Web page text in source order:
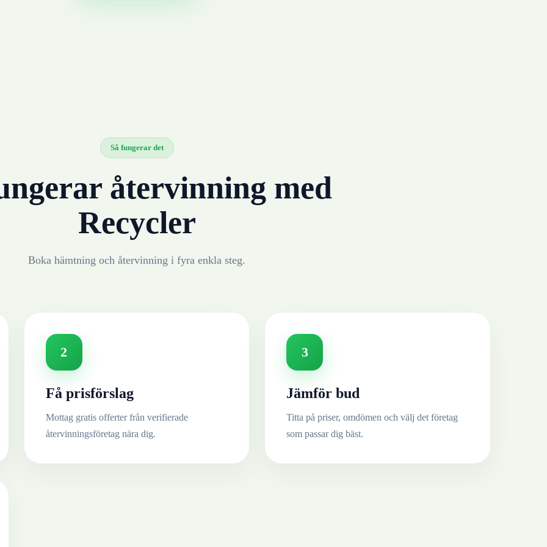
Så fungerar det
återvinning med
Recycler
Boka hämtning och återvinning i fyra enkla steg.
2
Få prisförslag
Mottag gratis offerter från verifierade
återvinningsföretag nära dig.
3
Jämför bud
Titta på priser, omdömen och välj det företag
som passar dig bäst.